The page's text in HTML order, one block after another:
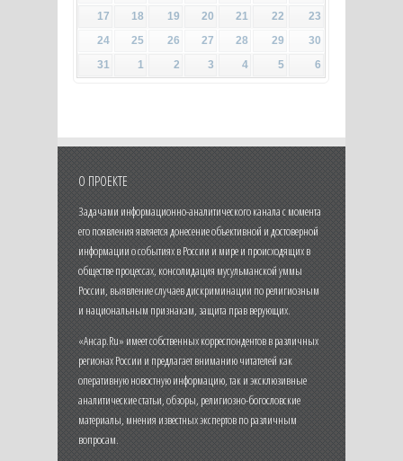
17
18 19 20 21 22
23
24
25 26 27 28 29
30
31
1 2 3 4 5 6
О ПРОЕКТЕ
Задачами информационно-аналитического канала с момента
его появления является донесение объективной и достоверной
информации о событиях в России и мире и происходящих в
обществе процессах, консолидация мусульманской уммы
России, выявление случаев дискриминации по религиозным
и национальным признакам, защита прав верующих.
«Ансар.Ru» имеет собственных корреспондентов в различных
регионах России и предлагает вниманию читателей как
оперативную новостную информацию, так и эксклюзивные
аналитические статьи, обзоры, религиозно-богословские
материалы, мнения известных экспертов по различным
вопросам.